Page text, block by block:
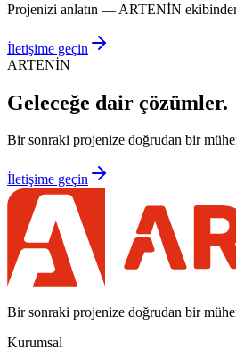
Projenizi anlatın — ARTENİN ekibinden
İletişime geçin
ARTENİN
Geleceğe dair çözümler.
Bir sonraki projenize doğrudan bir
İletişime geçin
Bir sonraki projenize doğrudan bir
Kurumsal